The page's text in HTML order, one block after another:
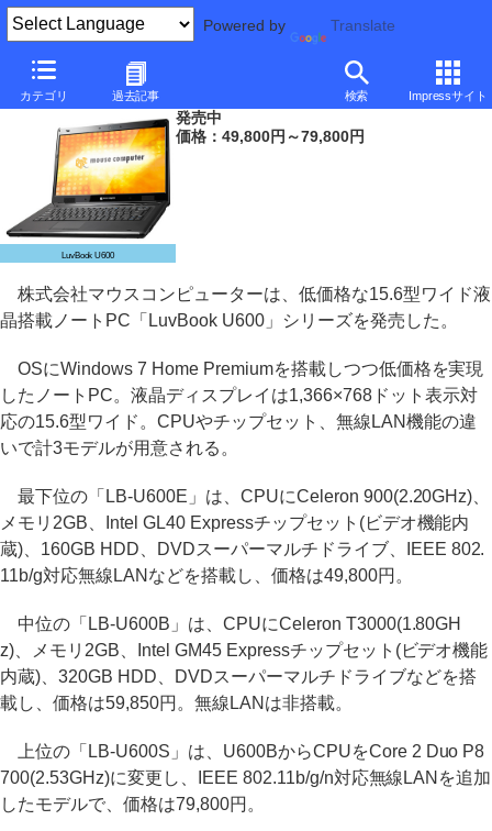
Powered by Translate
カテゴリ 過去記事 検索 Impressサイト
マウス、49,800円からの15.6型ワイドノート
LuvBook U600
発売中
価格：49,800円～79,800円
株式会社マウスコンピューターは、低価格な15.6型ワイド液
晶搭載ノートPC「LuvBook U600」シリーズを発売した。
OSにWindows 7 Home Premiumを搭載しつつ低価格を実現
したノートPC。液晶ディスプレイは1,366×768ドット表示対
応の15.6型ワイド。CPUやチップセット、無線LAN機能の違
いで計3モデルが用意される。
最下位の「LB-U600E」は、CPUにCeleron 900(2.20GHz)、
メモリ2GB、Intel GL40 Expressチップセット(ビデオ機能内
蔵)、160GB HDD、DVDスーパーマルチドライブ、IEEE 802.
11b/g対応無線LANなどを搭載し、価格は49,800円。
中位の「LB-U600B」は、CPUにCeleron T3000(1.80GH
z)、メモリ2GB、Intel GM45 Expressチップセット(ビデオ機能
内蔵)、320GB HDD、DVDスーパーマルチドライブなどを搭
載し、価格は59,850円。無線LANは非搭載。
上位の「LB-U600S」は、U600BからCPUをCore 2 Duo P8
700(2.53GHz)に変更し、IEEE 802.11b/g/n対応無線LANを追加
したモデルで、価格は79,800円。